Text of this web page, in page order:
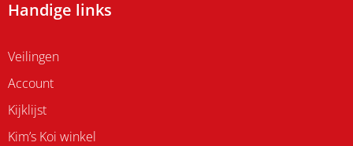
Handige links
Veilingen
Account
Kijklijst
Kim’s Koi winkel